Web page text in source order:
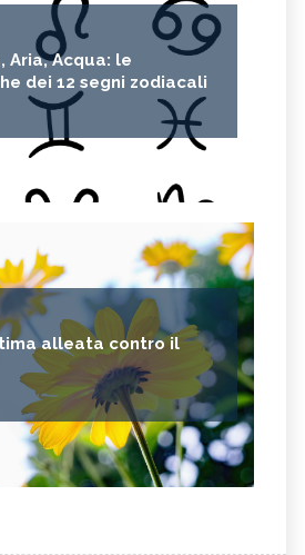
Aria, Acqua: le
dei 12 segni zodiacali
alleata contro il